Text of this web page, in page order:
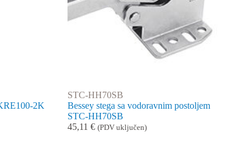
2K
STC-HH70SB
Bessey stega sa vodoravnim postoljem
STC-HH70SB
45,11 € (PDV uključen)